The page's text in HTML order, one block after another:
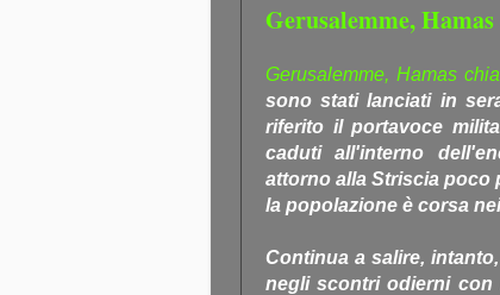
Gerusalemme,
Gerusalemme, Hamas
sono stati lanciati in
riferito il portavoce
caduti all'interno
attorno alla Striscia poco
la popolazione è corsa
Continua a salire,
negli scontri odierni con